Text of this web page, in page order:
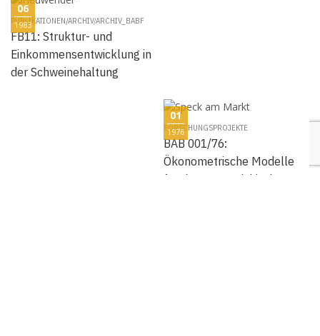
06
1983
PUBLIKATIONEN/ARCHIV/ARCHIV_BABF
FB11: Struktur- und
Einkommensentwicklung in
der Schweinehaltung
01
1976
FORSCHUNGSPROJEKTE
BAB 001/76:
Ökonometrische Modelle
für den österreichischen